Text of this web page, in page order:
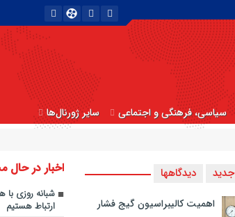
سیاسی، فرهنگی و اجتماعی سایر ژورنال‌ها
جدید دیدگاهها
اهمیت کالیبراسیون گیج فشار
اخبار در حال
شبانه روزی با
ارتباط هستیم